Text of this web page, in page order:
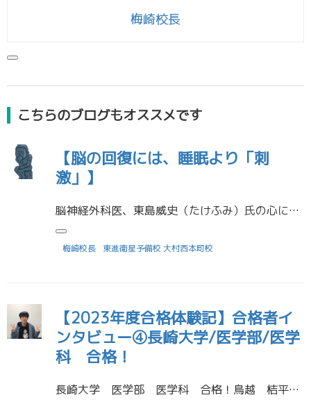
梅崎校長
こちらのブログもオススメです
【脳の回復には、睡眠より「刺
激」】
脳神経外科医、東島威史（たけふみ）氏の心に響く言葉より… 脳はもともと、「刺激を処理するためにできた臓器」と言える。 そして、壊れてしまわない限りは、簡単に電源をオフにはできない。 たとえ寝ていたとしても。 基本的には刺 […]
梅崎校長 東進衛星予備校 大村西本町校
【2023年度合格体験記】合格者イ
ンタビュー④長崎大学/医学部/医学
科 合格！
長崎大学 医学部 医学科 合格！鳥越 桔平（大村高等学校卒業） 受験に役立った勉強法 日々の学習に小さな目標（例えば英単語100個覚える、Caの反応を覚えるなど）を立てて取り組みました。僕自身、第一志望校合格という大きな […]